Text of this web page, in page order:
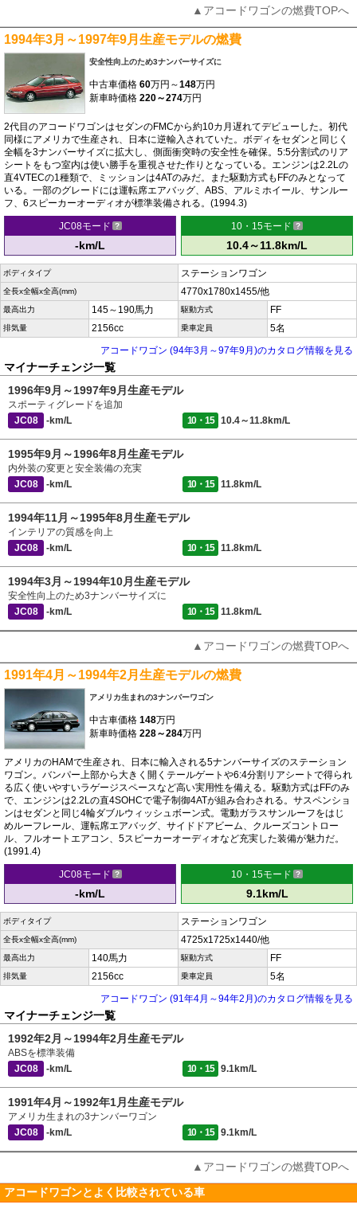
▲アコードワゴンの燃費TOPへ
1994年3月～1997年9月生産モデルの燃費
安全性向上のため3ナンバーサイズに
中古車価格 60万円～148万円
新車時価格 220～274万円
2代目のアコードワゴンはセダンのFMCから約10カ月遅れてデビューした。初代
同様にアメリカで生産され、日本に逆輸入されていた。ボディをセダンと同じく
全幅を3ナンバーサイズに拡大し、側面衝突時の安全性を確保。5:5分割式のリア
シートをもつ室内は使い勝手を重視させた作りとなっている。エンジンは2.2Lの
直4VTECの1種類で、ミッションは4ATのみだ。また駆動方式もFFのみとなって
いる。一部のグレードには運転席エアバッグ、ABS、アルミホイール、サンルー
フ、6スピーカーオーディオが標準装備される。(1994.3)
JC08モード
-km/L
10・15モード
10.4～11.8km/L
ボディタイプ ステーションワゴン
全長x全幅x全高(mm) 4770x1780x1455/他
最高出力 145～190馬力 駆動方式 FF
排気量 2156cc 乗車定員
5名
アコードワゴン (94年3月～97年9月)のカタログ情報を見る
マイナーチェンジ一覧
1996年9月～1997年9月生産モデル
スポーティグレードを追加
JC08
-km/L 10・15 10.4～11.8km/L
1995年9月～1996年8月生産モデル
内外装の変更と安全装備の充実
JC08
-km/L 10・15 11.8km/L
1994年11月～1995年8月生産モデル
インテリアの質感を向上
JC08
-km/L 10・15 11.8km/L
1994年3月～1994年10月生産モデル
安全性向上のため3ナンバーサイズに
JC08
-km/L 10・15 11.8km/L
▲アコードワゴンの燃費TOPへ
1991年4月～1994年2月生産モデルの燃費
アメリカ生まれの3ナンバーワゴン
中古車価格 148万円
新車時価格 228～284万円
アメリカのHAMで生産され、日本に輸入される5ナンバーサイズのステーション
ワゴン。バンパー上部から大きく開くテールゲートや6:4分割リアシートで得られ
る広く使いやすいラゲージスペースなど高い実用性を備える。駆動方式はFFのみ
で、エンジンは2.2Lの直4SOHCで電子制御4ATが組み合わされる。サスペンショ
ンはセダンと同じ4輪ダブルウィッシュボーン式。電動ガラスサンルーフをはじ
めルーフレール、運転席エアバッグ、サイドドアビーム、クルーズコントロー
ル、フルオートエアコン、5スピーカーオーディオなど充実した装備が魅力だ。
(1991.4)
JC08モード
-km/L
10・15モード
9.1km/L
ボディタイプ ステーションワゴン
全長x全幅x全高(mm) 4725x1725x1440/他
最高出力 140馬力 駆動方式 FF
排気量 2156cc 乗車定員
5名
アコードワゴン (91年4月～94年2月)のカタログ情報を見る
マイナーチェンジ一覧
1992年2月～1994年2月生産モデル
ABSを標準装備
JC08
-km/L 10・15 9.1km/L
1991年4月～1992年1月生産モデル
アメリカ生まれの3ナンバーワゴン
JC08
-km/L 10・15 9.1km/L
▲アコードワゴンの燃費TOPへ
アコードワゴンとよく比較されている車